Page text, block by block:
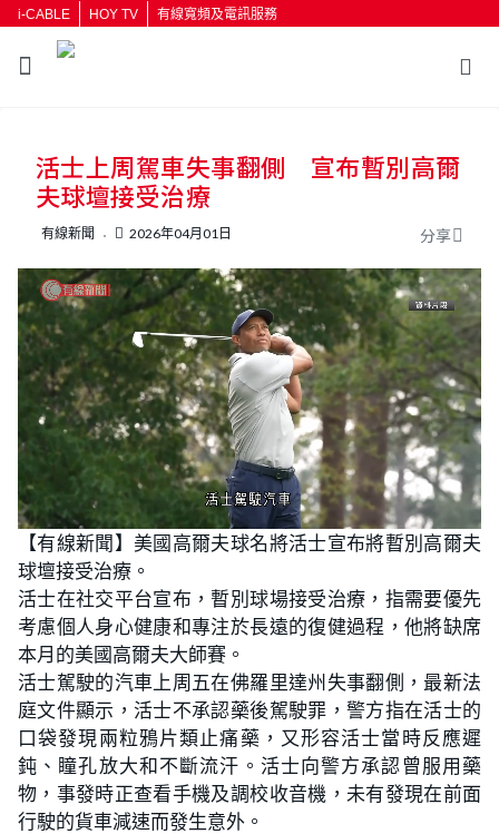
i-CABLE HOY TV 有線寬頻及電訊服務
按輸入鍵開始搜尋
活士上周駕車失事翻側 宣布暫別高爾
夫球壇接受治療
有線新聞 2026年04月01日 分享
U
n
m
t
e
o
a
d
:
7
6
.
6
0
%
【有線新聞】美國高爾夫球名將活士宣布將暫別高爾夫
球壇接受治療。
活士在社交平台宣布，暫別球場接受治療，指需要優先
考慮個人身心健康和專注於長遠的復健過程，他將缺席
本月的美國高爾夫大師賽。
活士駕駛的汽車上周五在佛羅里達州失事翻側，最新法
庭文件顯示，活士不承認藥後駕駛罪，警方指在活士的
口袋發現兩粒鴉片類止痛藥，又形容活士當時反應遲
鈍、瞳孔放大和不斷流汗。活士向警方承認曾服用藥
物，事發時正查看手機及調校收音機，未有發現在前面
行駛的貨車減速而發生意外。